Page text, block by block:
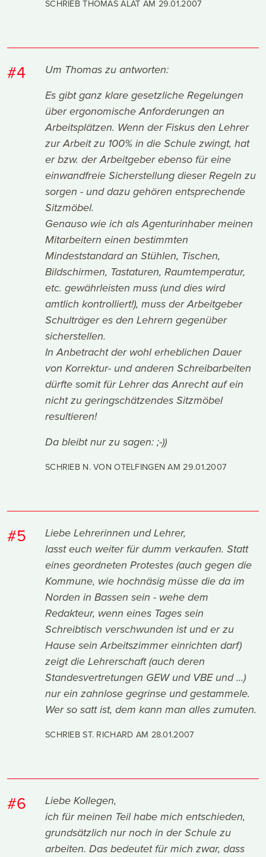
SCHRIEB THOMAS ALAT AM 29.01.2007
#4
Um Thomas zu antworten:
Es gibt ganz klare gesetzliche Regelungen
über ergonomische Anforderungen an
Arbeitsplätzen. Wenn der Fiskus den Lehrer
zur Arbeit zu 100% in die Schule zwingt, hat
er bzw. der Arbeitgeber ebenso für eine
einwandfreie Sicherstellung dieser Regeln zu
sorgen - und dazu gehören entsprechende
Sitzmöbel.
Genauso wie ich als Agenturinhaber meinen
Mitarbeitern einen bestimmten
Mindeststandard an Stühlen, Tischen,
Bildschirmen, Tastaturen, Raumtemperatur,
etc. gewährleisten muss (und dies wird
amtlich kontrolliert!), muss der Arbeitgeber
Schulträger es den Lehrern gegenüber
sicherstellen.
In Anbetracht der wohl erheblichen Dauer
von Korrektur- und anderen Schreibarbeiten
dürfte somit für Lehrer das Anrecht auf ein
nicht zu geringschätzendes Sitzmöbel
resultieren!
Da bleibt nur zu sagen: ;-))
SCHRIEB N. VON OTELFINGEN AM29.01.2007
#5
Liebe Lehrerinnen und Lehrer,
lasst euch weiter für dumm verkaufen. Statt
eines geordneten Protestes (auch gegen die
Kommune, wie hochnäsig müsse die da im
Norden in Bassen sein - wehe dem
Redakteur, wenn eines Tages sein
Schreibtisch verschwunden ist und er zu
Hause sein Arbeitszimmer einrichten darf)
zeigt die Lehrerschaft (auch deren
Standesvertretungen GEW und VBE und ...)
nur ein zahnlose gegrinse und gestammele.
Wer so satt ist, dem kann man alles zumuten.
SCHRIEB ST. RICHARD AM 28.01.2007
#6
Liebe Kollegen,
ich für meinen Teil habe mich entschieden,
grundsätzlich nur noch in der Schule zu
arbeiten. Das bedeutet für mich zwar, dass